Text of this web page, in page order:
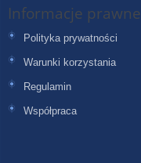
Informacje prawne
Polityka prywatności
Warunki korzystania
Regulamin
Współpraca